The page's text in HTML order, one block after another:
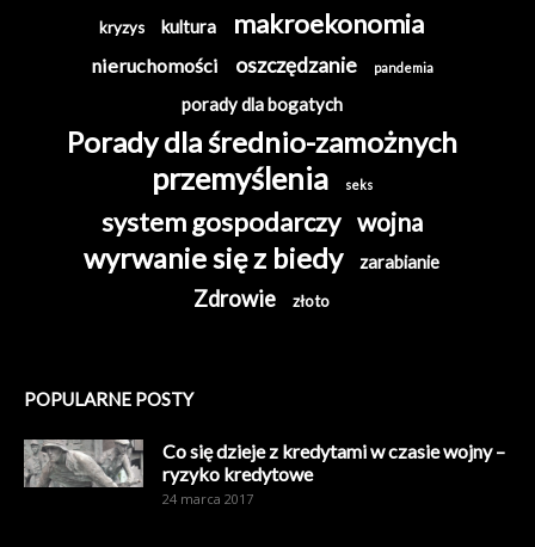
kryzys kultura makroekonomia
nieruchomości oszczędzanie pandemia
porady dla bogatych
Porady dla średnio-zamożnych
przemyślenia seks
system gospodarczy wojna
wyrwanie się z biedy zarabianie
Zdrowie złoto
POPULARNE POSTY
Co się dzieje z kredytami w czasie wojny –
ryzyko kredytowe
24 marca 2017